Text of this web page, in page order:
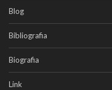
Blog
Bibliografia
Biografia
Link